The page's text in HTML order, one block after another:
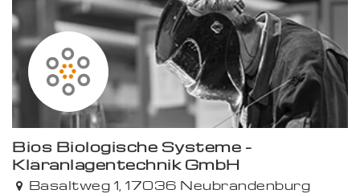
Bios Biologische Systeme -
Kläranlagentechnik GmbH
Basaltweg 1, 17036 Neubrandenburg